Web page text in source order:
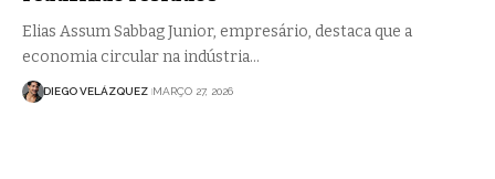
Elias Assum Sabbag Junior, empresário, destaca que a
economia circular na indústria…
DIEGO VELÁZQUEZ MARÇO 27, 2026